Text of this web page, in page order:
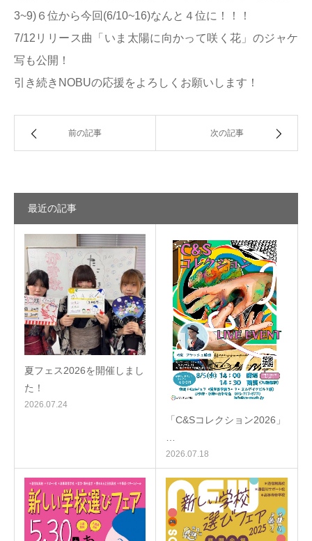
3~9)６位から今回(6/10~16)なんと４位に！！！
7/12リリース曲「いま太陽に向かって咲く花」のジャケ
写も公開！
引き続きNOBUの応援をよろしくお願いします！
前の記事 次の記事
最近の記事
夏フェス2026を開催しまし
た！
2026.07.24
「C&Sコレクション2026」
2026.07.18